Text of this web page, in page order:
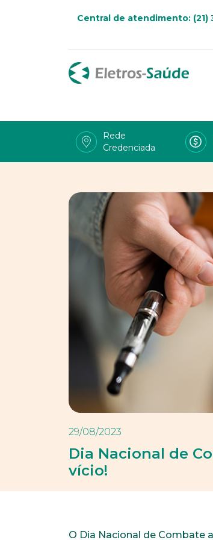
Central de atendimento: (21)
Rede
Credenciada
29/08/2023
Dia Nacional de
vício!
O Dia Nacional de Combate